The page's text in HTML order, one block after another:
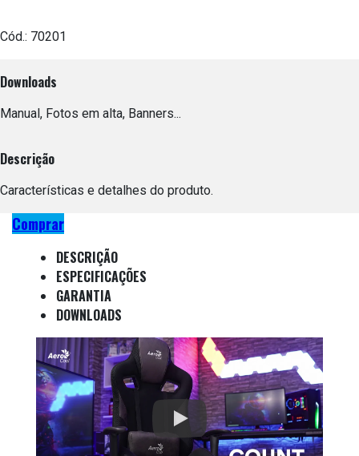
Cód.: 70201
Downloads
Manual, Fotos em alta, Banners...
Descrição
Características e detalhes do produto.
Comprar
DESCRIÇÃO
ESPECIFICAÇÕES
GARANTIA
DOWNLOADS